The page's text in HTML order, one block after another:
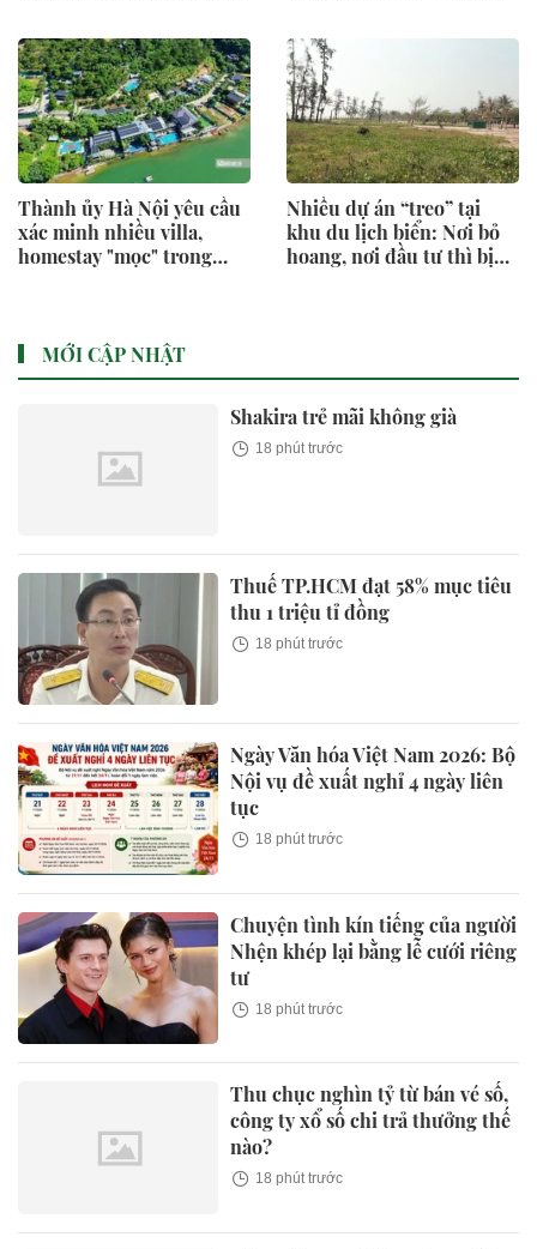
đồng
Thành ủy Hà Nội yêu cầu
xác minh nhiều villa,
homestay "mọc" trong
Nhiều dự án “treo” tại
khu du lịch biển: Nơi bỏ
hoang, nơi đầu tư thì bị
MỚI CẬP NHẬT
Shakira trẻ mãi không già
18 phút trước
Thuế TP.HCM đạt 58% mục tiêu
thu 1 triệu tỉ đồng
18 phút trước
Ngày Văn hóa Việt Nam 2026: Bộ
Nội vụ đề xuất nghỉ 4 ngày liên
tục
18 phút trước
Chuyện tình kín tiếng của người
Nhện khép lại bằng lễ cưới riêng
tư
18 phút trước
Thu chục nghìn tỷ từ bán vé số,
công ty xổ số chi trả thưởng thế
nào?
18 phút trước